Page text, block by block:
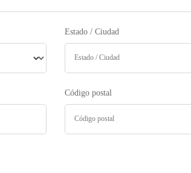
Estado / Ciudad
Código postal